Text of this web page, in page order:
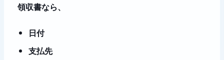
領収書なら、
日付
支払先